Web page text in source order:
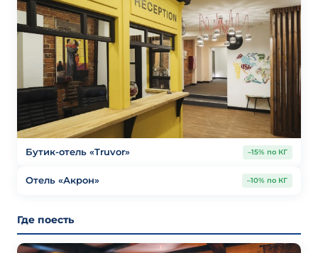
Бутик-отель «Truvor» –15% по КГ
Отель «Акрон» –10% по КГ
Где поесть